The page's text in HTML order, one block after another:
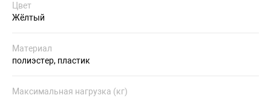
Цвет
Жёлтый
Материал
полиэстер, пластик
Максимальная нагрузка (кг)